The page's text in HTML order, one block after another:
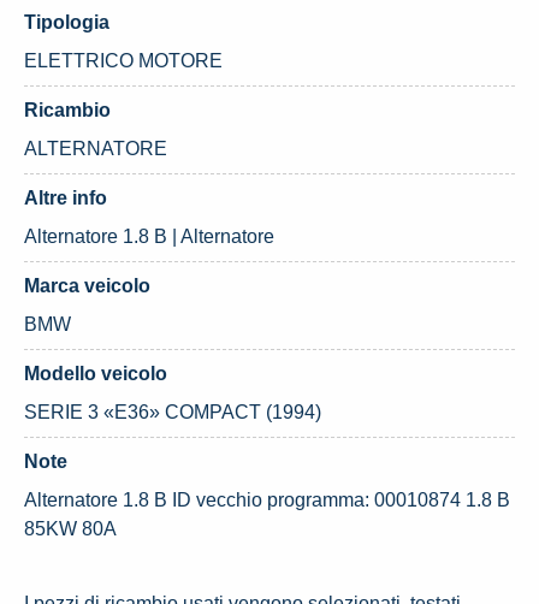
Tipologia
ELETTRICO MOTORE
Ricambio
ALTERNATORE
Altre info
Alternatore 1.8 B | Alternatore
Marca veicolo
BMW
Modello veicolo
SERIE 3 «E36» COMPACT (1994)
Note
Alternatore 1.8 B ID vecchio programma: 00010874 1.8 B
85KW 80A